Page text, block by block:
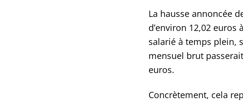
La hausse annoncée
d’environ 12,02
salarié à temps plein,
mensuel brut
euros.
Concrètement, cela